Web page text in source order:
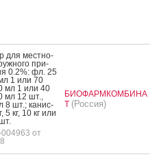
для мес­тно­
при­
0.2%: фл. 25
1 или 70
мл 1 или 40
мл 12 шт.,
8 шт.; ка­нис­
5 кг, 10 кг или
от
БИОФАРМКОМБИНА
Т (Россия)